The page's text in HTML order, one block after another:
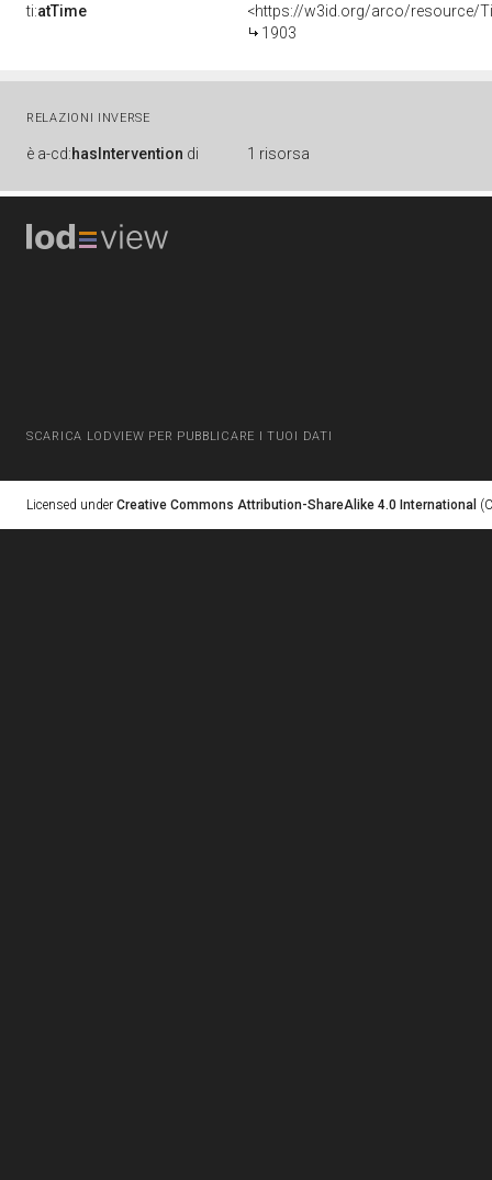
ti:atTime
<https://w3id.org/arco/resource/
1903
RELAZIONI INVERSE
è a-cd:hasIntervention di 1 risorsa
SCARICA LODVIEW PER PUBBLICARE I TUOI DATI
Licensed under Creative Commons Attribution-ShareAlike 4.0 International